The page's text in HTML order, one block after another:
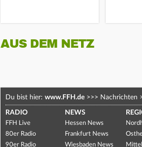
AUS DEM NETZ
Du bist hier: www.FFH.de >>> Nachrichten
RADIO
FFH Live
80er Radio
90er Radio
NEWS
Hessen News
Frankfurt News
Wiesbaden News